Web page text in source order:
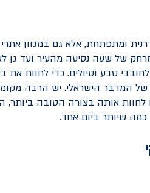
ומתפתחת, אלא גם במגוון
של שעה נסיעה מהעיר ועד גן
טבע וטיולים. כדי לחוות את
של המדבר הישראלי. יש הרבה
אותה בצורה הטובה ביותר,
כמה שיותר ביום אחד.